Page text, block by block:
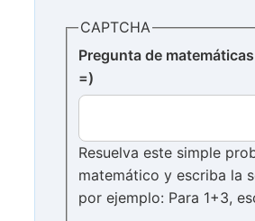
CAPTCHA
Pregunta de matemáticas (13 + 1
=)
Resuelva este simple
matemático y escriba la
por ejemplo: Para 1+3,